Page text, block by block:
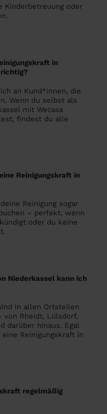
Kinderbetreuung oder
in
an Kund*innen, die
Wenn du selbst als
mit Wecasa
findest du alle
Reinigungskraft in
Reinigung sogar
– perfekt, wenn
oder du keine
Niederkassel kann ich
in allen Ortsteilen
von Rheidt, Lülsdorf,
darüber hinaus. Egal
Reinigungskraft in
regelmäßig